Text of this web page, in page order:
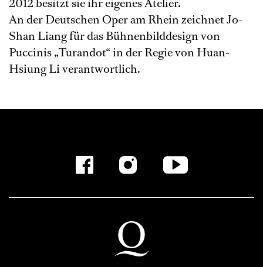
2012 besitzt sie ihr eigenes Atelier.
An der Deutschen Oper am Rhein zeichnet Jo-
Shan Liang für das Bühnenbilddesign von
Puccinis „Turandot“ in der Regie von Huan-
Hsiung Li verantwortlich.